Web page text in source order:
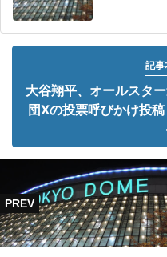
記事
大谷翔平、オールスタ
団Xの投票呼びかけ投